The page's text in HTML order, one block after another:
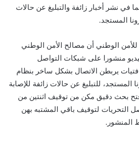
في نشر أخبار زائفة والتبليغ عن حالات
المستجد.
للأمن الوطني أن مصالح الأمن الوطني
منشورا على شبكات التواصل
فتيات يربطن الاتصال بشكل ساخر بنظام
المستجد، للتبليغ عن حالات زائفة للإصابة
فتح بحث دقيق مكن من توقيف اثنتين من
التحريات لتوقيف باقي المشتبه بهن
المنشور.